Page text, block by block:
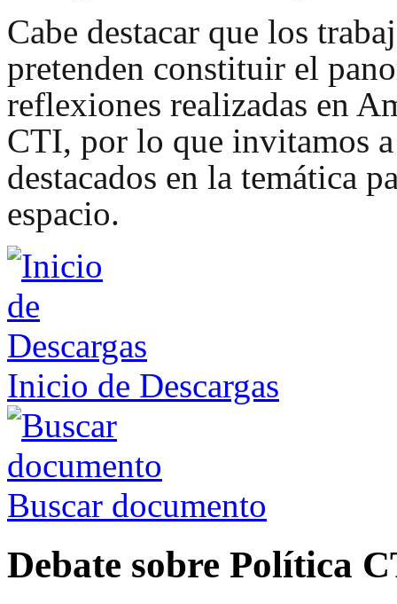
Cabe destacar que los
pretenden constituir el
reflexiones realizadas en
CTI, por lo que invitamos
destacados en la temática
espacio.
Inicio de Descargas
Buscar documento
Debate sobre Política